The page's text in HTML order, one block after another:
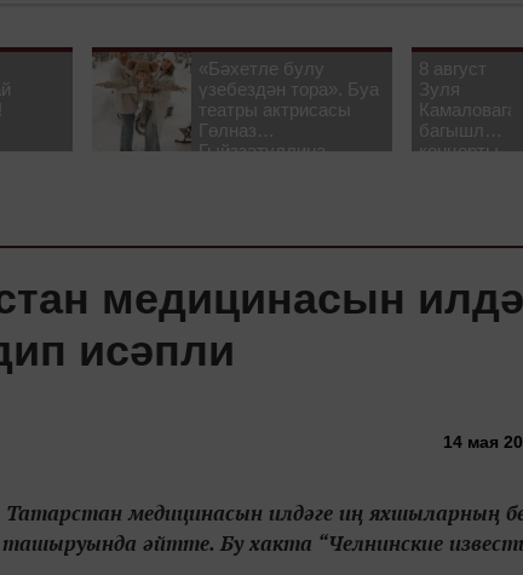
«Бәхетле булу
үзебездән тора». Буа
театры актрисасы
Гөлназ
Гыйззәтуллина-
8 август
Зуля
Камаловага
багышлау
концерты
медицинасын
исәпли
14 мая
медицинасын илдәге иң яхшыларның
әйтте. Бу хакта “Челнинские